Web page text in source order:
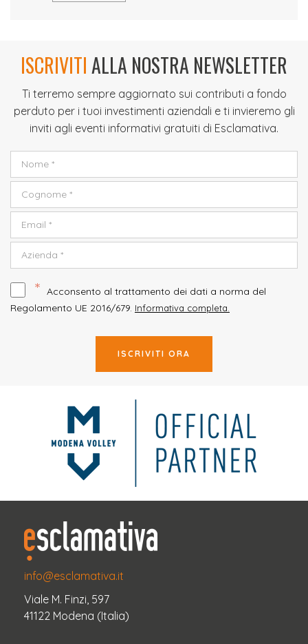
ISCRIVITIALLA NOSTRA NEWSLETTER
Ti terremo sempre aggiornato sui contributi a fondo
perduto per i tuoi investimenti aziendali e ti invieremo gli
inviti agli eventi informativi gratuiti di Esclamativa.
* Acconsento al trattamento dei dati a norma del
Regolamento UE 2016/679. Informativa completa.
ISCRIVITI ORA
info@esclamativa.it
Viale M. Finzi, 597
41122 Modena (Italia)